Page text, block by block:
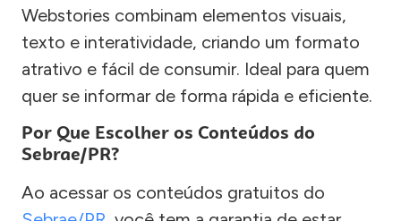
Webstories combinam elementos visuais,
texto e interatividade, criando um formato
atrativo e fácil de consumir. Ideal para quem
quer se informar de forma rápida e eficiente.
Por Que Escolher os Conteúdos do
Sebrae/PR?
Ao acessar os conteúdos gratuitos do